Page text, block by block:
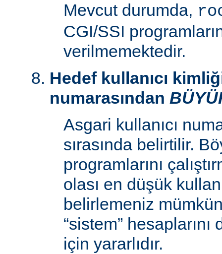
Mevcut durumda,
CGI/SSI
verilmemektedir.
Hedef kullanıcı
numarasından
Asgari kullanıcı
sırasında belirtilir.
programlarını
olası en düşük
belirlemeniz mümkün
“sistem”
için yararlıdır.